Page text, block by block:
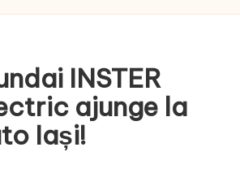
INSTER
ajunge la
Iași!